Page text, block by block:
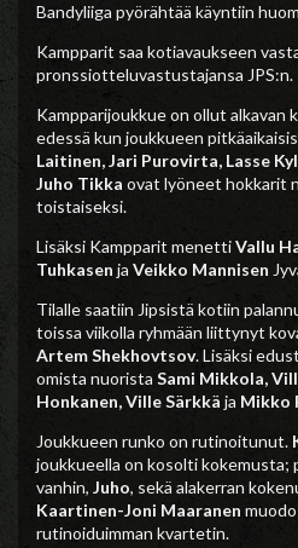
Bandyliiga pyörähtää käyntiin
Kampparit saa kotiavaukseen
pronssiotteluvastustajansa JPS:n.
Kampparijoukkue on ollut alkavan
edessä kun joukkueen
Laitinen, Jari Purovirta, Lasse
Juho Tikka ovat lyöneet hokkarit
toistaiseksi.
Lisäksi Kampparit menettiVallu
Tuhkasen ja Veikko Mannisen
Tilalle saatiin Jipsistä kotiin
toissa viikolla ryhmään liittynyt
Artem Shekhovtsov. Lisäksi
omista nuorista Sami Mikkola,
Honkanen, Ville Särkkä ja Mikko
Joukkueen runko on rutinoitunut.
joukkueella on kosolti kokemusta;
vanhin, Juho, sekä alakerran
Kaartinen-Joni Maaranen
rutinoiduimman kvartetin.